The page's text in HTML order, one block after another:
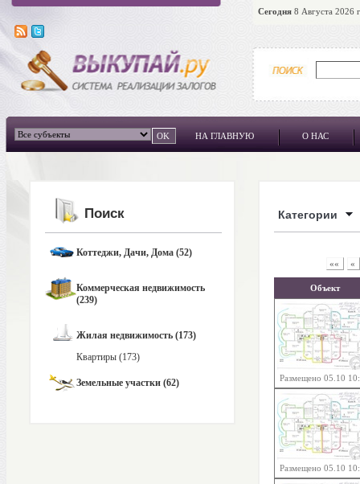
Сегодня 8 Августа 2026
НА ГЛАВНУЮ О НАС
Поиск
Коттеджи, Дачи, Дома (52)
Коммерческая недвижимость
(239)
Жилая недвижимость (173)
Квартиры (173)
Земельные участки (62)
Категории
«« «
Объект
Размещено 05.10
Размещено 05.10